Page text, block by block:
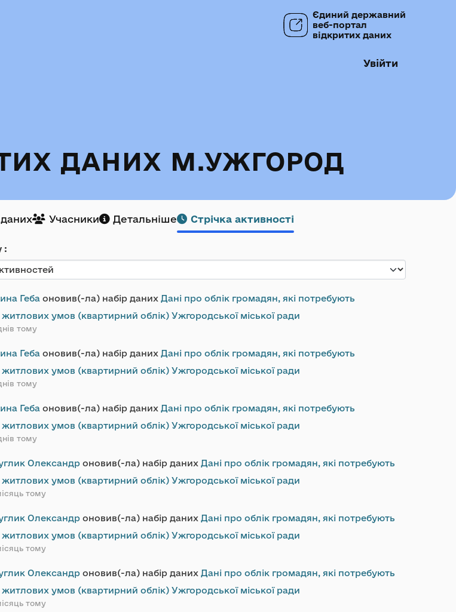
Єдиний державний
веб-портал
відкритих даних
Увійти
ДАНИХ М.УЖГОРОД
Учасники Детальніше Стрічка активності
Геба оновив(-ла) набір даних Дані про облік громадян, які потребують
умов (квартирний облік) Ужгородської міської ради
тому
Геба оновив(-ла) набір даних Дані про облік громадян, які потребують
умов (квартирний облік) Ужгородської міської ради
тому
Геба оновив(-ла) набір даних Дані про облік громадян, які потребують
умов (квартирний облік) Ужгородської міської ради
тому
Олександр оновив(-ла) набір даних Дані про облік громадян, які потребують
умов (квартирний облік) Ужгородської міської ради
тому
Олександр оновив(-ла) набір даних Дані про облік громадян, які потребують
умов (квартирний облік) Ужгородської міської ради
тому
Олександр оновив(-ла) набір даних Дані про облік громадян, які потребують
умов (квартирний облік) Ужгородської міської ради
тому